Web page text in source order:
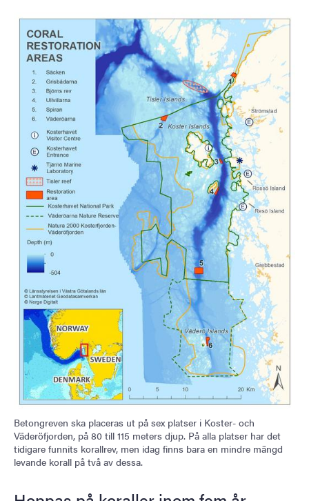
Betongreven ska placeras ut på sex platser i Koster- och
Väderöfjorden, på 80 till 115 meters djup. På alla platser har det
tidigare funnits korallrev, men idag finns bara en mindre mängd
levande korall på två av dessa.